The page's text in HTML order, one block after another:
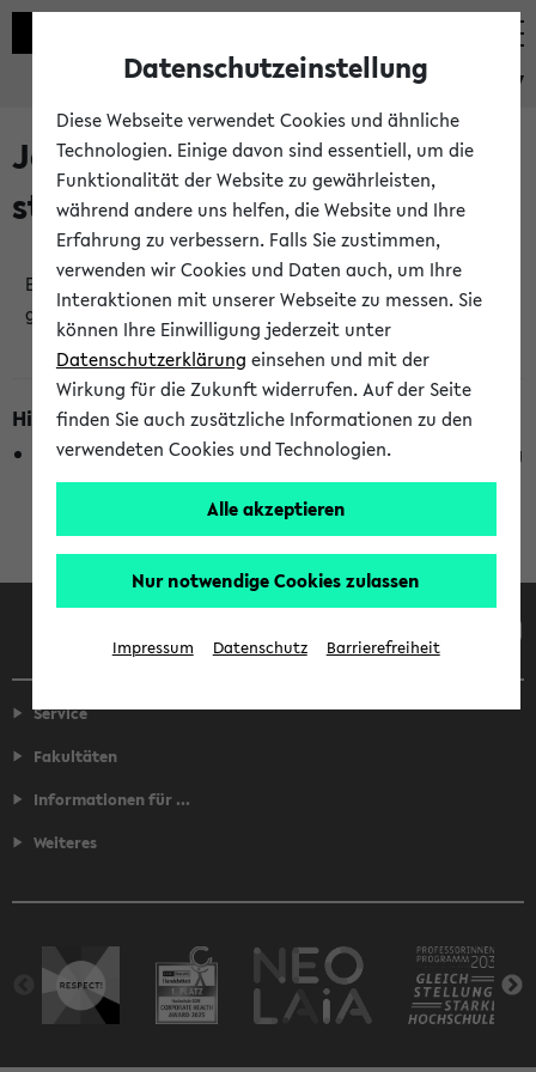
eKVV
Jetzt und in Kürze
stattfindende Veranstaltungen
Es wurden keine jetzt stattfindenden Veranstaltungen
gefunden!
Hinweise zur Liste
Die Anzeige ist semesterübergreifend und nicht abhängig
vom im eKVV gewählten Semester.
Facebook Instagram LinkedIn TikTok
Service
Fakultäten
Informationen für ...
Weiteres
Datenschutzeinstellung
Diese Webseite verwendet Cookies und ähnliche
Technologien. Einige davon sind essentiell, um die
Funktionalität der Website zu gewährleisten,
während andere uns helfen, die Website und Ihre
Erfahrung zu verbessern. Falls Sie zustimmen,
verwenden wir Cookies und Daten auch, um Ihre
Interaktionen mit unserer Webseite zu messen. Sie
können Ihre Einwilligung jederzeit unter
Datenschutzerklärung einsehen und mit der
Wirkung für die Zukunft widerrufen. Auf der Seite
finden Sie auch zusätzliche Informationen zu den
verwendeten Cookies und Technologien.
Alle akzeptieren
Nur notwendige Cookies zulassen
Impressum Datenschutz Barrierefreiheit